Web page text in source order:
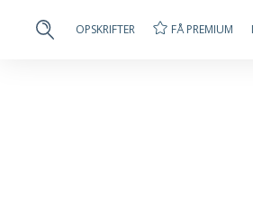
OPSKRIFTER FÅ PREMIUM